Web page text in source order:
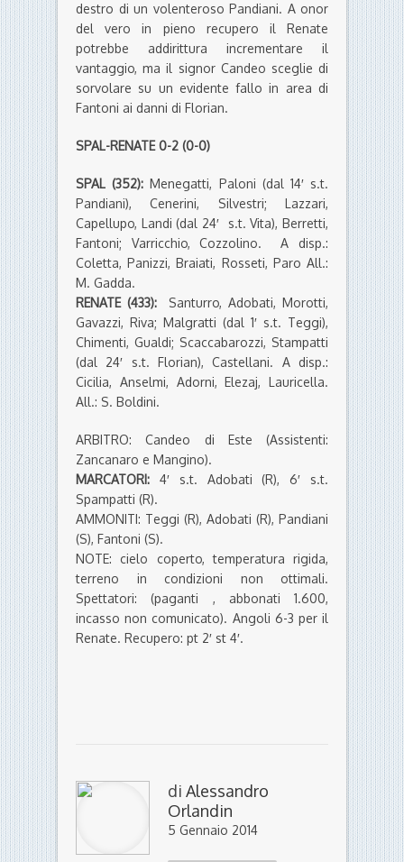
destro di un volenteroso Pandiani. A onor
del vero in pieno recupero il Renate
potrebbe addirittura incrementare il
vantaggio, ma il signor Candeo sceglie di
sorvolare su un evidente fallo in area di
Fantoni ai danni di Florian.
SPAL-RENATE 0-2 (0-0)
SPAL (352): Menegatti, Paloni (dal 14′ s.t.
Pandiani), Cenerini, Silvestri; Lazzari,
Capellupo, Landi (dal 24′ s.t. Vita), Berretti,
Fantoni; Varricchio, Cozzolino. A disp.:
Coletta, Panizzi, Braiati, Rosseti, Paro All.:
M. Gadda.
RENATE (433): Santurro, Adobati, Morotti,
Gavazzi, Riva; Malgratti (dal 1′ s.t. Teggi),
Chimenti, Gualdi; Scaccabarozzi, Stampatti
(dal 24′ s.t. Florian), Castellani. A disp.:
Cicilia, Anselmi, Adorni, Elezaj, Lauricella.
All.: S. Boldini.
ARBITRO: Candeo di Este (Assistenti:
Zancanaro e Mangino).
MARCATORI: 4′ s.t. Adobati (R), 6′ s.t.
Spampatti (R).
AMMONITI: Teggi (R), Adobati (R), Pandiani
(S), Fantoni (S).
NOTE: cielo coperto, temperatura rigida,
terreno in condizioni non ottimali.
Spettatori: (paganti , abbonati 1.600,
incasso non comunicato). Angoli 6-3 per il
Renate. Recupero: pt 2′ st 4′.
di Alessandro
Orlandin
5 Gennaio 2014